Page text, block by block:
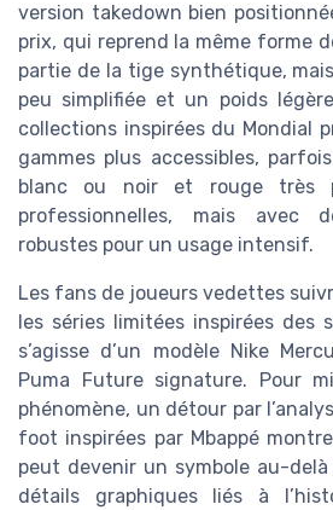
version takedown bien
prix, qui reprend la même forme
partie de la tige synthétique,
peu simplifiée et un poids
collections inspirées du Mondial
gammes plus accessibles,
blanc ou noir et rouge très
professionnelles, mais avec
robustes pour un usage intensif.
Les fans de joueurs vedettes
les séries limitées inspirées des
s’agisse d’un modèle Nike
Puma Future signature. Pour
phénomène, un détour par
foot inspirées par Mbappé
peut devenir un symbole au-
détails graphiques liés à